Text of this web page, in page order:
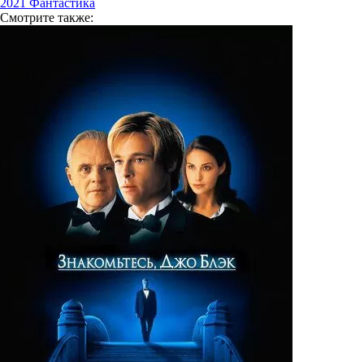
2021
Фантастика
Смотрите также: